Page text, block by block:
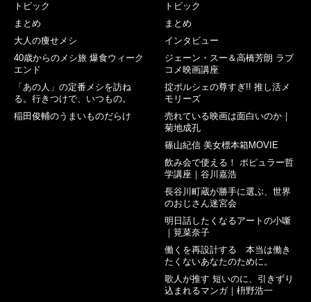
トピック
まとめ
大人の痩せメシ
40歳からのメシ旅 爆食ウィーク
エンド
「あの人」の定番メシを訪ね
る。行きつけで、いつもの。
稲田俊輔のうまいものだらけ
トピック
まとめ
インタビュー
ジェーン・スー＆高橋芳朗 ラブ
コメ映画講座
掟ポルシェの尊すぎ!! 推し活メ
モリーズ
売れている映画は面白いのか｜
菊地成孔
篠山紀信 美女標本箱MOVIE
飲み会で使える！ ポピュラー哲
学講座｜谷川嘉浩
長谷川町蔵が勝手に選ぶ、世界
のおじさん迷宮会
明日話したくなるアートの小噺
｜筧菜奈子
働くを再設計する 本当は働き
たくないあなたのために。
歌人が推す 短いのに、引きずり
込まれるマンガ｜枡野浩一